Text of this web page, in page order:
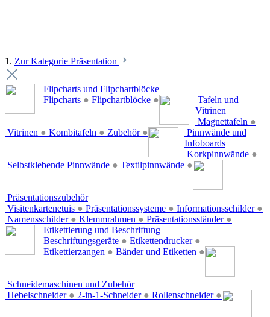
1. Zur Kategorie Präsentation
Flipcharts und Flipchartblöcke
Flipcharts ● Flipchartblöcke ●
Tafeln und
Vitrinen
Magnettafeln ●
Vitrinen ● Kombitafeln ● Zubehör ●
Pinnwände und
Infoboards
Korkpinnwände ●
Selbstklebende Pinnwände ● Textilpinnwände ●
Präsentationszubehör
Visitenkartenetuis ● Präsentationssysteme ● Informationsschilder ●
Namensschilder ● Klemmrahmen ● Präsentationsständer ●
Etikettierung und Beschriftung
Beschriftungsgeräte ● Etikettendrucker ●
Etikettierzangen ● Bänder und Etiketten ●
Schneidemaschinen und Zubehör
Hebelschneider ● 2-in-1-Schneider ● Rollenschneider ●